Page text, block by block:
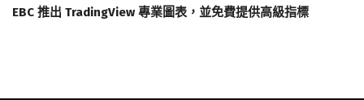
EBC 推出 TradingView 專業圖表，並免費提供高級指標